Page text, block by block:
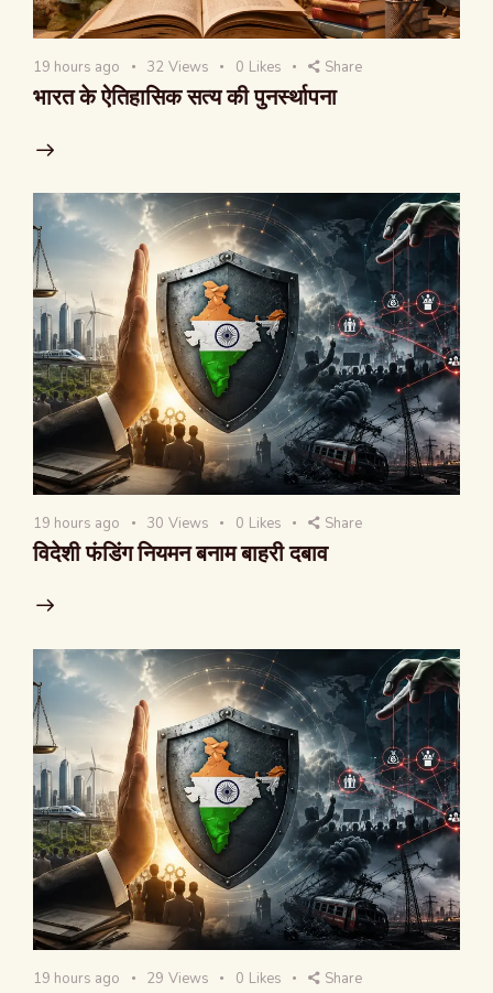
19 hours ago 32 Views 0 Likes Share
भारत के ऐतिहासिक सत्य की पुनर्स्थापना
19 hours ago 30 Views 0 Likes Share
विदेशी फंडिंग नियमन बनाम बाहरी दबाव
19 hours ago 29 Views 0 Likes Share